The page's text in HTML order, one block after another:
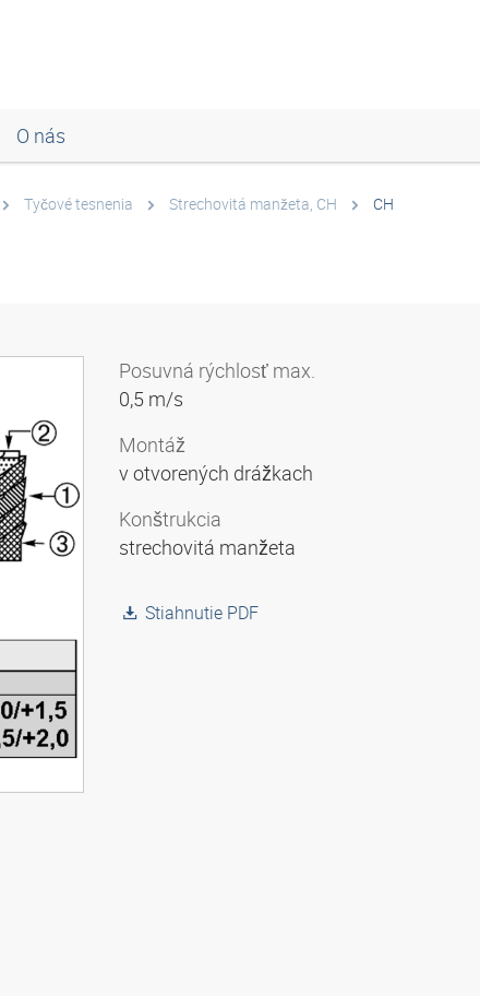
O nás
Tyčové tesnenia Strechovitá manžeta, CH CH
Posuvná rýchlosť max.
0,5 m/s
Montáž
v otvorených drážkach
Konštrukcia
strechovitá manžeta
Stiahnutie PDF